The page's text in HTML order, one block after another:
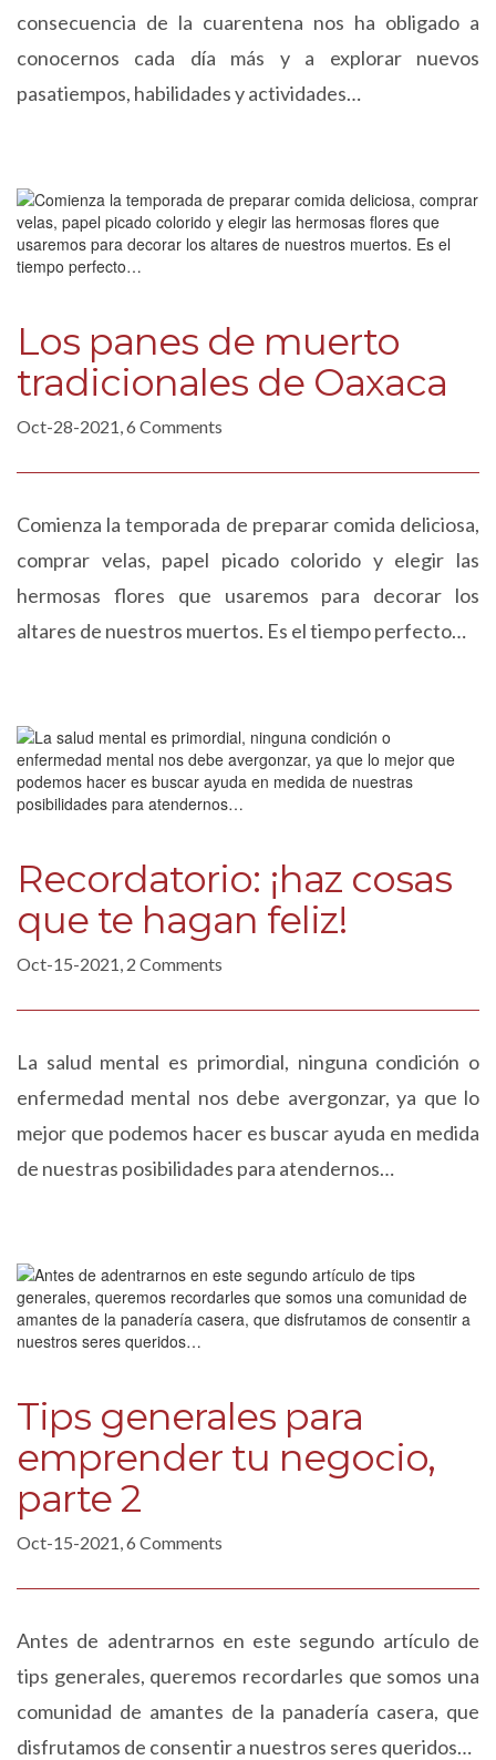
consecuencia de la cuarentena nos ha obligado a
conocernos cada día más y a explorar nuevos
pasatiempos, habilidades y actividades…
Los panes de muerto
tradicionales de Oaxaca
Oct-28-2021, 6 Comments
Comienza la temporada de preparar comida deliciosa,
comprar velas, papel picado colorido y elegir las
hermosas flores que usaremos para decorar los
altares de nuestros muertos. Es el tiempo perfecto…
Recordatorio: ¡haz cosas
que te hagan feliz!
Oct-15-2021, 2 Comments
La salud mental es primordial, ninguna condición o
enfermedad mental nos debe avergonzar, ya que lo
mejor que podemos hacer es buscar ayuda en medida
de nuestras posibilidades para atendernos…
Tips generales para
emprender tu negocio,
parte 2
Oct-15-2021, 6 Comments
Antes de adentrarnos en este segundo artículo de
tips generales, queremos recordarles que somos una
comunidad de amantes de la panadería casera, que
disfrutamos de consentir a nuestros seres queridos…